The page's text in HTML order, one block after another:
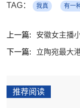
TAG： 我真 有一
上一篇:
安徽女主播
下一篇:
立陶宛最大
推荐阅读